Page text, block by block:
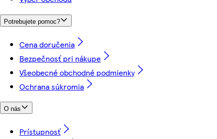
Potrebujete pomoc?
Cena doručenia
Bezpečnosť pri nákupe
Všeobecné obchodné podmienky
Ochrana súkromia
O nás
Prístupnosť